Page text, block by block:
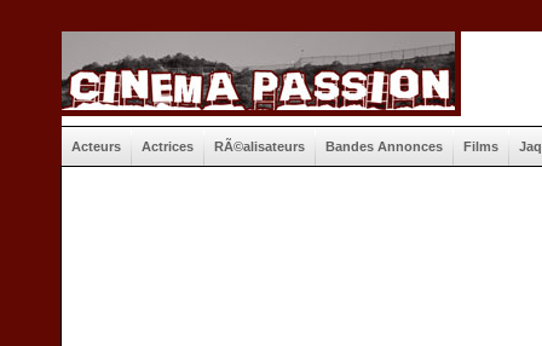
Acteurs Actrices RÃ©alisateurs Bandes Annonces Films